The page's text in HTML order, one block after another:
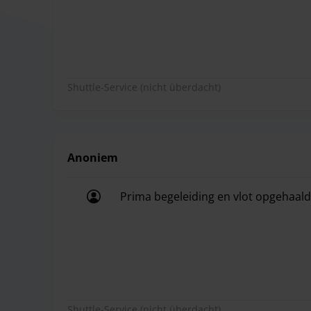
Shuttle-Service (nicht überdacht)
Anoniem
Prima begeleiding en vlot